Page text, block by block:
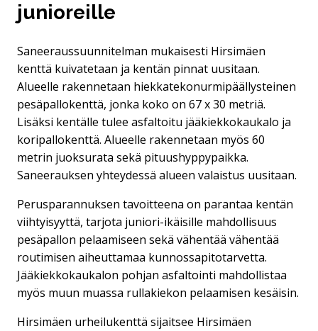
junioreille
Saneeraussuunnitelman mukaisesti Hirsimäen
kenttä kuivatetaan ja kentän pinnat uusitaan.
Alueelle rakennetaan hiekkatekonurmipäällysteinen
pesäpallokenttä, jonka koko on 67 x 30 metriä.
Lisäksi kentälle tulee asfaltoitu jääkiekkokaukalo ja
koripallokenttä. Alueelle rakennetaan myös 60
metrin juoksurata sekä pituushyppypaikka.
Saneerauksen yhteydessä alueen valaistus uusitaan.
Perusparannuksen tavoitteena on parantaa kentän
viihtyisyyttä, tarjota juniori-ikäisille mahdollisuus
pesäpallon pelaamiseen sekä vähentää vähentää
routimisen aiheuttamaa kunnossapitotarvetta.
Jääkiekkokaukalon pohjan asfaltointi mahdollistaa
myös muun muassa rullakiekon pelaamisen kesäisin.
Hirsimäen urheilukenttä sijaitsee Hirsimäen